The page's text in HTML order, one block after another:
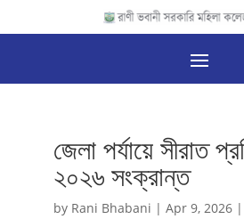
জেলা পর্যায়ে সীরাত
২০২৬ সংক্রান্ত
by Rani Bhabani | Apr 9, 2026|